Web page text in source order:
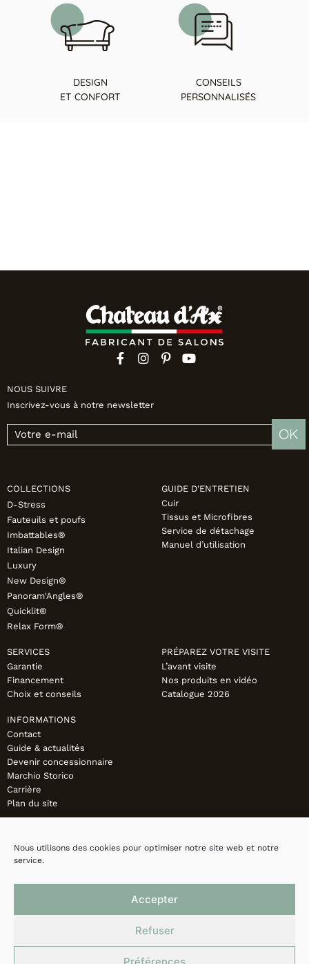
Nous utilisons des cookies pour optimiser notre site web et notre
service.
Accepter
Refuser
Préférences
DESIGN
ET CONFORT
CONSEILS
PERSONNALISÉS
NOUS SUIVRE
Inscrivez-vous à notre newsletter
OK
COLLECTIONS
D-Stress
Fauteuils et poufs
Imbattables®
Italian Design
Luxury
New Design®
Panoram'Angles®
Quicklit®
Relax Form®
GUIDE D'ENTRETIEN
Cuir
Tissus et Microfibres
Service de détachage
Manuel d’utilisation
SERVICES
Garantie
Financement
Choix et conseils
PRÉPAREZ VOTRE VISITE
L’avant visite
Nos produits en vidéo
Catalogue 2026
INFORMATIONS
Contact
Guide & actualités
Devenir concessionnaire
Marchio Storico
Carrière
Plan du site